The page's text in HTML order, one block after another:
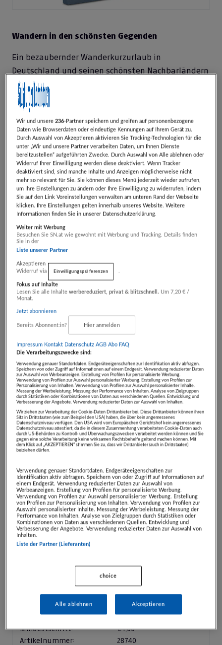
Wandern in den schönsten Gegenden
Ein bezaubernder Wanderkurzurlaub in
Deutschland und seinen schönsten Nachbarländern
sorgt für neue Kraft und Energie. Gerade die
Bewegung an der frischen Luft, umgeben von
grünen Bäumen und der Natur, macht Lust aufs
unbeschwerte und entschleunigte Leben am Land.
Passend zur ländlichen Idylle nächtigen Sie in
gemütlichen Landhotels mit komfortablen
Zimmern und bester heimischer Küche. Gut
gestärkt entdecken Sie dann auf spontanen
Wanderungen die atemberaubende Schönheit der
umliegenden Gegend.
Das erwartet Sie
Kurzurlaub für 2 Personen mit
2 Übernachtungen im Doppel­zimmer
Inkl. Frühstücksbuffets
Inkl. EUR 60,00 Wertgutschein für
Hotelleistungen
Überwiegend Hotels mit 3- und 4-Sterne-Niveau
Kostenlose Buchungsbetreuung
Buchbar 3 Jahre ab Ende des Kaufjahres.
Gebotsstand:
€ 105,00
- Artikel endet in -
TAG STD MIN SEK
00 00 00 00
Auktion beendet
Sie können kein Gebot mehr
abgeben.
ARTIKEL BEOBACHTEN
Verkaufspreis:
€ 200,00
Zuschlag am:
06.05.2026,18:00:00 Uhr
verfügbare Anzahl:
10
Mindestschritt:
€ 1,00
Artikelnummer:
28740
Wir und unsere236-Partner speichern und greifen auf personenbezogene
Daten wie Browserdaten oder eindeutige Kennungen auf Ihrem Gerät zu.
Durch Auswahl von Akzeptieren aktivieren Sie Tracking-Technologien für die
unter „Wir und unsere Partner verarbeiten Daten, um Ihnen Dienste
bereitzustellen“ aufgeführten Zwecke. Durch Auswahl von Alle ablehnen oder
Widerruf Ihrer Einwilligung werden diese deaktiviert. Wenn Tracker
deaktiviert sind, sind manche Inhalte und Anzeigen möglicherweise nicht
mehr so relevant für Sie. Sie können dieses Menü jederzeit wieder aufrufen,
um Ihre Einstellungen zu ändern oder Ihre Einwilligung zu widerrufen, indem
Sie auf den Link Voreinstellungen verwalten am unteren Rand der Webseite
klicken. Ihre Einstellungen gelten innerhalb unseres Website. Weitere
Informationen finden Sie in unserer Datenschutzerklärung.
Weiter mit Werbung
Besuchen Sie SN.at wie gewohnt mit Werbung und Tracking. Details finden
Sie in der
Liste unserer Partner
Akzeptieren
Widerruf via
Einwilligungspräferenzen
Fokus auf Inhalte
Lesen Sie alle Inhaltewerbereduziert, privat & blitzschnell. Um 7,20 € /
Monat.
Jetzt abonnieren
Bereits Abonnent:in? Hier anmelden
Impressum Kontakt Datenschutz AGB Abo FAQ
Die Verarbeitungszwecke sind:
Verwendung genauer Standortdaten. Endgeräteeigenschaften zur Identifikation aktiv abfragen.
Speichern von oder Zugriff auf Informationen auf einem Endgerät. Verwendung reduzierter Daten
zur Auswahl von Werbeanzeigen. Erstellung von Profilen für personalisierte Werbung.
Verwendung von Profilen zur Auswahl personalisierter Werbung. Erstellung von Profilen zur
Personalisierung von Inhalten. Verwendung von Profilen zur Auswahl personalisierter Inhalte.
Messung der Werbeleistung. Messung der Performance von Inhalten. Analyse von Zielgruppen
durch Statistiken oder Kombinationen von Daten aus verschiedenen Quellen. Entwicklung und
Verbesserung der Angebote. Verwendung reduzierter Daten zur Auswahl von Inhalten.
Wir ziehen zur Verarbeitung der Cookie-Daten Drittanbieter bei. Diese Drittanbieter können ihren
Sitz in Drittstaaten (wie zum Beispiel den USA) haben, die über kein angemessenes
Datenschutzniveau verfügen. Den USA wird vom Europäischen Gerichtshof kein angemessenes
Datenschutzniveau attestiert, da die in diesem Zusammenhang verarbeiteten Cookie-Daten auch
durch US-Behörden zu Kontroll- und Überwachungszwecken verarbeitet werden können und Sie
gegen eine solche Verarbeitung keine wirksamen Rechtsbehelfe geltend machen können. Mit
dem Klick auf „AKZEPTIEREN“ stimmen Sie zu, dass wir Drittanbieter (auch in Drittstaaten)
beiziehen dürfen.
Verwendung genauer Standortdaten. Endgeräteeigenschaften zur
Identifikation aktiv abfragen. Speichern von oder Zugriff auf Informationen auf
einem Endgerät. Verwendung reduzierter Daten zur Auswahl von
Werbeanzeigen. Erstellung von Profilen für personalisierte Werbung.
Verwendung von Profilen zur Auswahl personalisierter Werbung. Erstellung
von Profilen zur Personalisierung von Inhalten. Verwendung von Profilen zur
Auswahl personalisierter Inhalte. Messung der Werbeleistung. Messung der
Performance von Inhalten. Analyse von Zielgruppen durch Statistiken oder
Kombinationen von Daten aus verschiedenen Quellen. Entwicklung und
Verbesserung der Angebote. Verwendung reduzierter Daten zur Auswahl von
Inhalten.
Liste der Partner (Lieferanten)
choice
Alle ablehnen Akzeptieren